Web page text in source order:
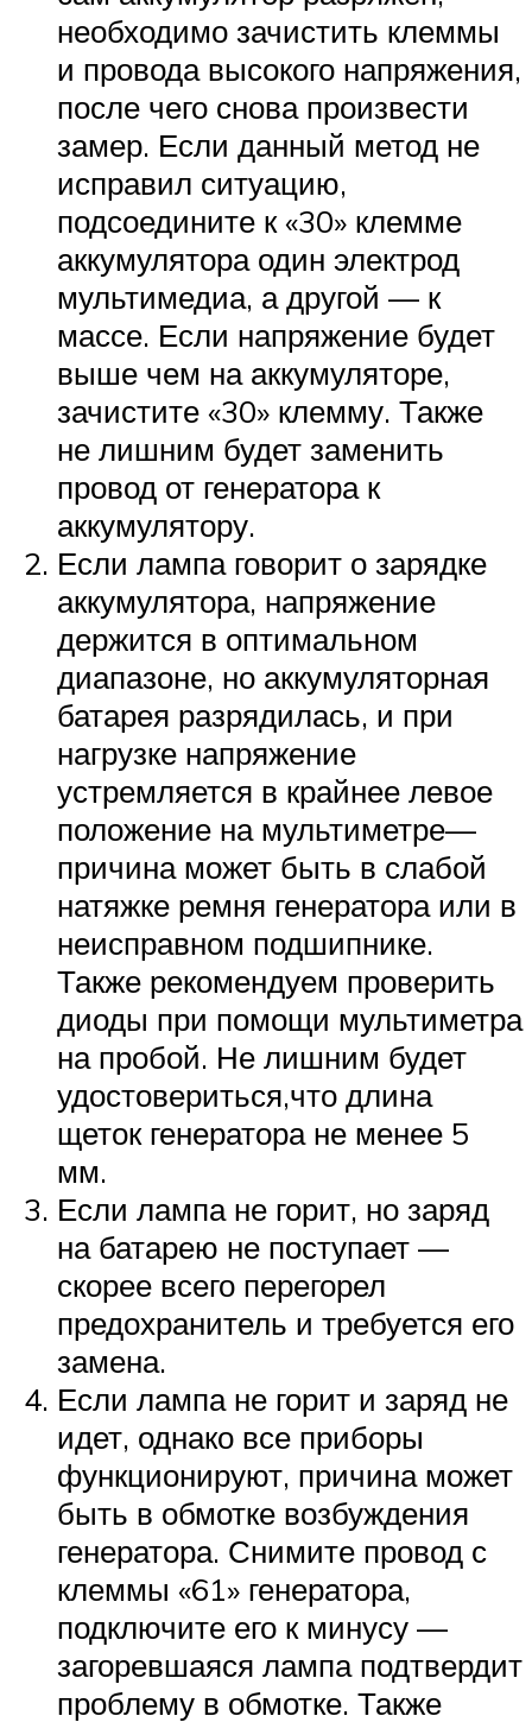
необходимо зачистить клеммы
и провода высокого напряжения,
после чего снова произвести
замер. Если данный метод не
исправил ситуацию,
подсоедините к «30» клемме
аккумулятора один электрод
мультимедиа, а другой — к
массе. Если напряжение будет
выше чем на аккумуляторе,
зачистите «30» клемму. Также
не лишним будет заменить
провод от генератора к
аккумулятору.
Если лампа говорит о зарядке
аккумулятора, напряжение
держится в оптимальном
диапазоне, но аккумуляторная
батарея разрядилась, и при
нагрузке напряжение
устремляется в крайнее левое
положение на мультиметре—
причина может быть в слабой
натяжке ремня генератора или в
неисправном подшипнике.
Также рекомендуем проверить
диоды при помощи мультиметра
на пробой. Не лишним будет
удостовериться,что длина
щеток генератора не менее 5
мм.
Если лампа не горит, но заряд
на батарею не поступает —
скорее всего перегорел
предохранитель и требуется его
замена.
Если лампа не горит и заряд не
идет, однако все приборы
функционируют, причина может
быть в обмотке возбуждения
генератора. Снимите провод с
клеммы «61» генератора,
подключите его к минусу —
загоревшаяся лампа подтвердит
проблему в обмотке. Также